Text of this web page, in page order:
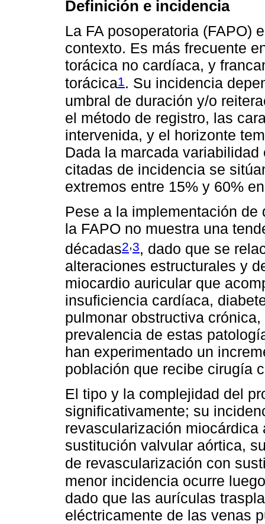
Definición e incidencia
La FA posoperatoria (FAPO)
contexto. Es más frecuente
torácica no cardíaca, y
torácica1 . Su incidencia
umbral de duración y/o
el método de registro, las
intervenida, y el horizonte
Dada la marcada
citadas de incidencia se
extremos entre 15% y 60%
Pese a la implementación
la FAPO no muestra una
décadas2,3, dado que se
alteraciones estructurales y
miocardio auricular que
insuficiencia cardíaca,
pulmonar obstructiva
prevalencia de estas
han experimentado un
población que recibe cirugía
El tipo y la complejidad del
significativamente; su
revascularización
sustitución valvular aórtica,
de revascularización con
menor incidencia ocurre
dado que las aurículas
eléctricamente de las venas